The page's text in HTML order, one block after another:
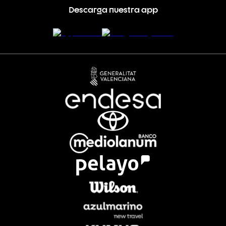
Descarga nuestra app